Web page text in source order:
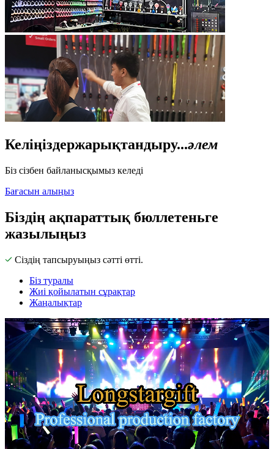
Келіңіздержарықтандыру...әлем
Біз сізбен байланысқымыз келеді
Бағасын алыңыз
Біздің ақпараттық бюллетеньге
жазылыңыз
Сіздің тапсыруыңыз сәтті өтті.
Біз туралы
Жиі қойылатын сұрақтар
Жаңалықтар